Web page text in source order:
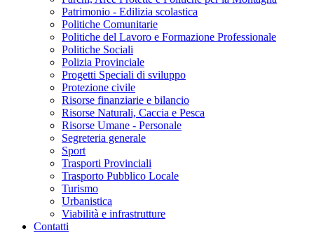
Patrimonio - Edilizia scolastica
Politiche Comunitarie
Politiche del Lavoro e Formazione Professionale
Politiche Sociali
Polizia Provinciale
Progetti Speciali di sviluppo
Protezione civile
Risorse finanziarie e bilancio
Risorse Naturali, Caccia e Pesca
Risorse Umane - Personale
Segreteria generale
Sport
Trasporti Provinciali
Trasporto Pubblico Locale
Turismo
Urbanistica
Viabilità e infrastrutture
Contatti